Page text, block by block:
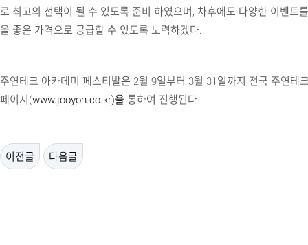
로 최고의 선택이 될 수 있도록 준비 하였으며, 차후에도 다양한 이벤트
을 좋은 가격으로 공급할 수 있도록 노력하겠다.
주연테크 아카데미 페스티발은 2월 9일부터 3월 31일까지 전국 주연테
페이지(www.jooyon.co.kr)을 통하여 진행된다.
이전글 다음글